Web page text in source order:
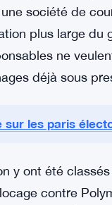
et les États-
nettement de
n° 5 298,
pour Kalshi, un
plus large du